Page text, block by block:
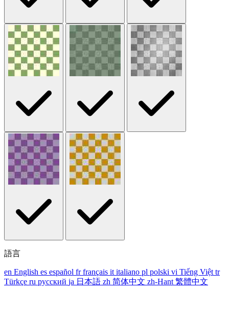
語言
en English es español fr français it italiano pl polski vi Tiếng Việt tr
Türkçe ru русский ja 日本語 zh 简体中文 zh-Hant 繁體中文